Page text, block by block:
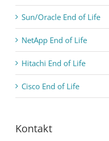
Sun/Oracle End of Life
NetApp End of Life
Hitachi End of Life
Cisco End of Life
Kontakt